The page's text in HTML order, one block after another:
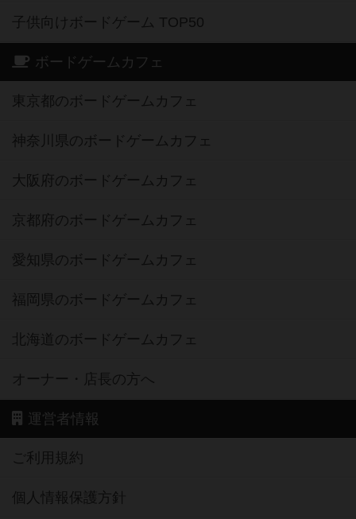
子供向けボードゲーム TOP50
ボードゲームカフェ
東京都のボードゲームカフェ
神奈川県のボードゲームカフェ
大阪府のボードゲームカフェ
京都府のボードゲームカフェ
愛知県のボードゲームカフェ
福岡県のボードゲームカフェ
北海道のボードゲームカフェ
オーナー・店長の方へ
運営者情報
ご利用規約
個人情報保護方針